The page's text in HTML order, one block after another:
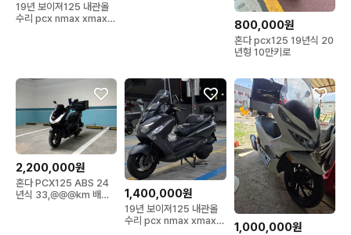
19년 보이져125 내관올
수리 pcx nmax xmax
800,000원
혼다 pcx125 19년식 20
년형 10만키로
2,200,000원
혼다 PCX125 ABS 24
년식 33,@@@km 배달
1,400,000원
19년 보이져125 내관올
수리 pcx nmax xmax
1,000,000원